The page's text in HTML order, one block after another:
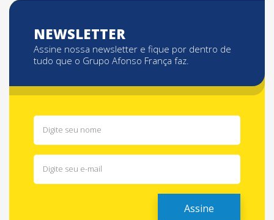
NEWSLETTER
Assine nossa newsletter e fique por dentro de
tudo que o Grupo Afonso França faz.